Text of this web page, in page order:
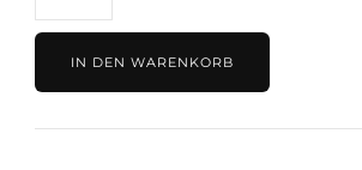
graugrün,
Kollektion
Shades
von
IN DEN WARENKORB